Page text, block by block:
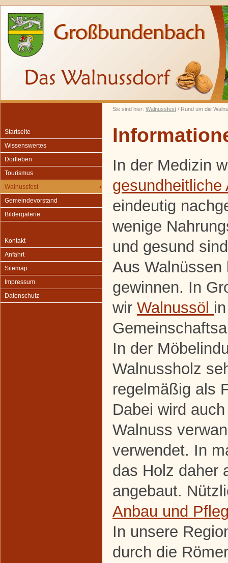
Sie sind hier: Walnussfest / Rund um die
Startseite
Wissenswertes
Dorfleben
Tourismus
Walnussfest
Gemeindevorstand
Bildergalerie
Kontakt
Anfahrt
Sitemap
Impressum
Datenschutz
In der Medizin
eindeutig
wenige
und gesund
Aus
gewinnen. In
wir Walnussöl
In der
Walnussholz
regelmäßig als
Dabei wird
Walnuss
verwendet. In
das Holz daher
angebaut.
Anbau und
In unsere
durch die